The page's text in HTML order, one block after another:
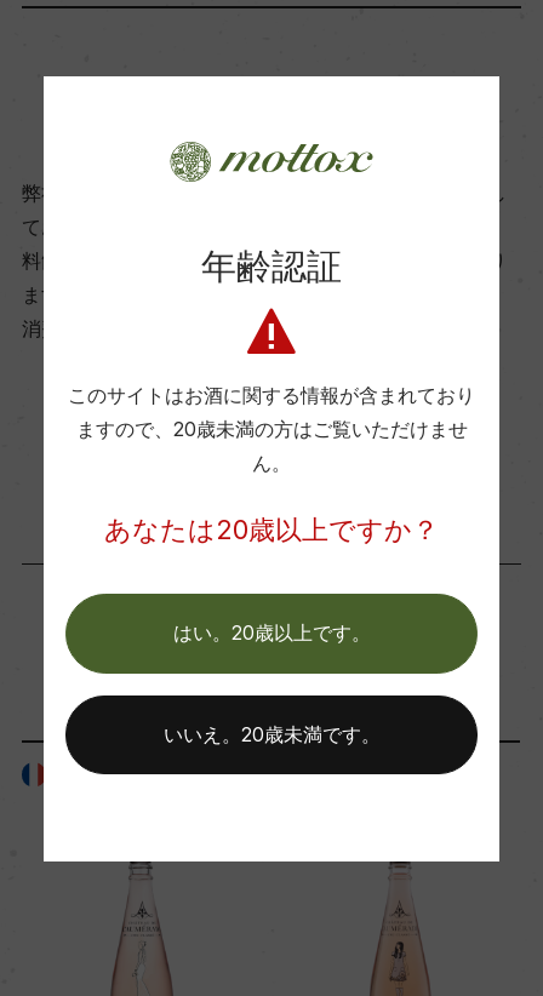
飲み頃温度
ビオ情報・認証機関
サステナブル農法, HVE
有機JAS認証
コンクール入賞歴
海外ワイン専門誌評価歴
(2024)「デキャンター WWA2025」 90点
Wine Advocate 獲得点
Wine Spectator 得点
弊社は、酒類販売業免許をお持ちの販売店様とお取引し
ております。
料飲店様には帳合酒販店様を通して商品を提供しており
ます。
消費者様には酒販店様の紹介をしております
お取り寄せ可能店一覧はこちら
フランス フランス
年齢認証
このサイトはお酒に関する情報が含まれており
ますので、 20歳未満の方はご覧いただけませ
ん。
あなたは20歳以上ですか？
はい。20歳以上です。
いいえ。20歳未満です。